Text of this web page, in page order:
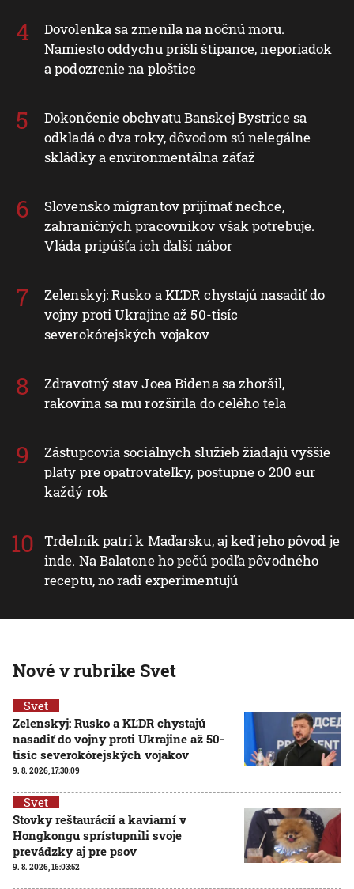
Dovolenka sa zmenila na nočnú moru.
Namiesto oddychu prišli štípance, neporiadok
a podozrenie na ploštice
Dokončenie obchvatu Banskej Bystrice sa
odkladá o dva roky, dôvodom sú nelegálne
skládky a environmentálna záťaž
Slovensko migrantov prijímať nechce,
zahraničných pracovníkov však potrebuje.
Vláda pripúšťa ich ďalší nábor
Zelenskyj: Rusko a KĽDR chystajú nasadiť do
vojny proti Ukrajine až 50-tisíc
severokórejských vojakov
Zdravotný stav Joea Bidena sa zhoršil,
rakovina sa mu rozšírila do celého tela
Zástupcovia sociálnych služieb žiadajú vyššie
platy pre opatrovateľky, postupne o 200 eur
každý rok
Trdelník patrí k Maďarsku, aj keď jeho pôvod je
inde. Na Balatone ho pečú podľa pôvodného
receptu, no radi experimentujú
Nové v rubrike Svet
Svet
Zelenskyj: Rusko a KĽDR chystajú
nasadiť do vojny proti Ukrajine až 50-
tisíc severokórejských vojakov
9. 8. 2026, 17:30:09
Svet
Stovky reštaurácií a kaviarní v
Hongkongu sprístupnili svoje
prevádzky aj pre psov
9. 8. 2026, 16:03:52